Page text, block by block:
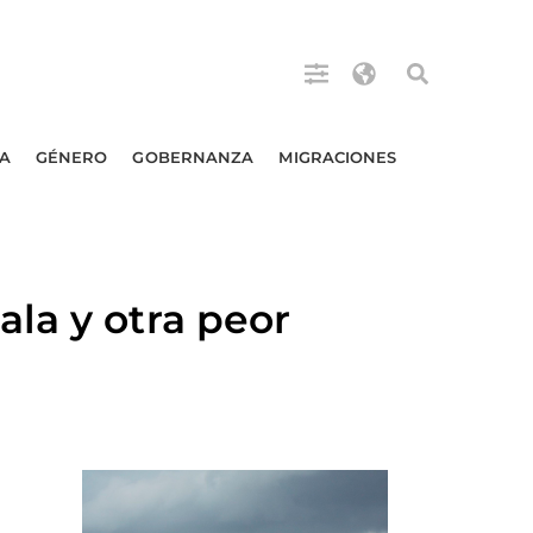
GÉNERO GOBERNANZA MIGRACIONES
y otra peor